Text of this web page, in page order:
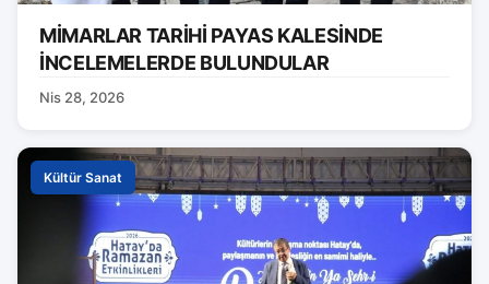
MİMARLAR TARİHİ PAYAS KALESİNDE
İNCELEMELERDE BULUNDULAR
Nis 28, 2026
Kültür Sanat